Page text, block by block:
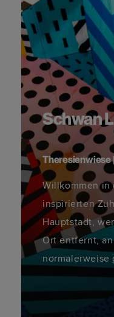
Schwan
Theresienwiese
Willkommen in
inspirierten
Hauptstadt,
Ort entfernt,